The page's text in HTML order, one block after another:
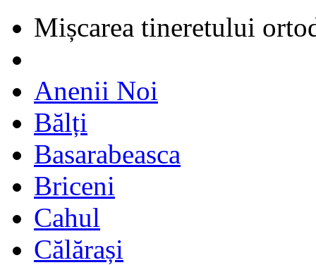
Mișcarea tineretului
Anenii Noi
Bălți
Basarabeasca
Briceni
Cahul
Călărași